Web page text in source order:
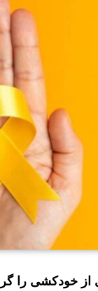
پیشگیری از خودکشی